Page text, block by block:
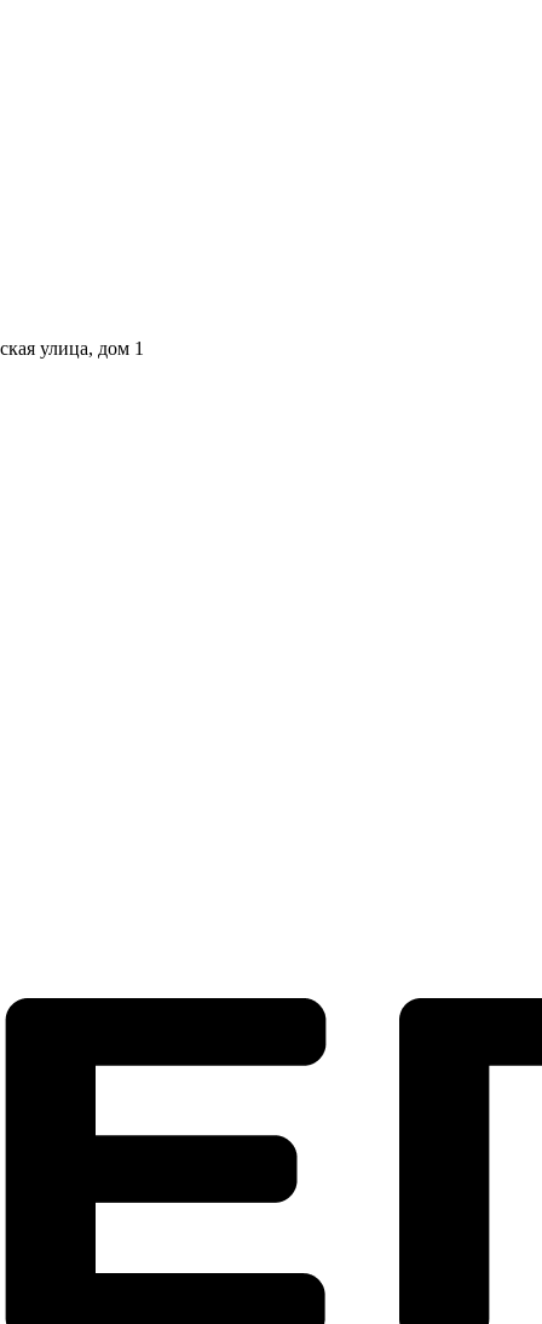
улица, дом 1